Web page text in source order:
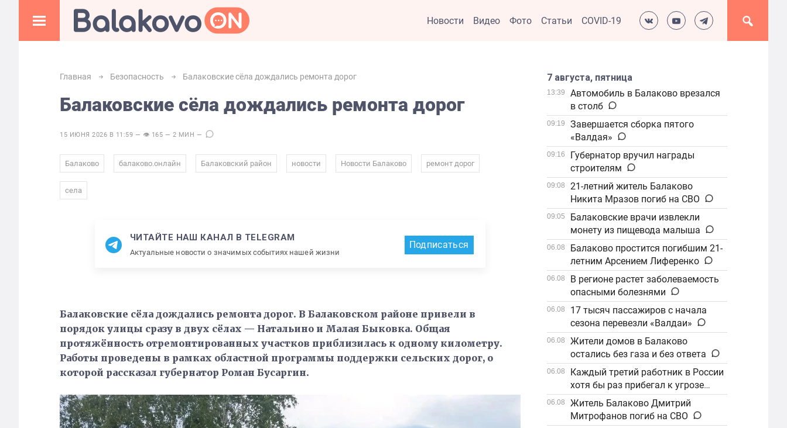
Новости Видео Фото Статьи COVID-19
Главная Безопасность Балаковские сёла дождались ремонта дорог
Балаковские сёла дождались ремонта дорог
15 ИЮНЯ 2026 В 11:59 — 👁 165 — 2 МИН —
Балаково балаково.онлайн Балаковский район новости Новости Балаково ремонт дорог
села
ЧИТАЙТЕ НАШ КАНАЛ В TELEGRAM
Актуальные новости о значимых событиях нашей жизни
Подписаться
Балаковские сёла дождались ремонта дорог. В Балаковском районе привели в
порядок улицы сразу в двух сёлах — Натальино и Малая Быковка. Общая
протяжённость отремонтированных участков приблизилась к одному километру.
Работы проведены в рамках областной программы поддержки сельских дорог, о
которой рассказал губернатор Роман Бусаргин.
7 августа, пятница
13:39
Автомобиль в Балаково врезался
в столб
09:19
Завершается сборка пятого
«Валдая»
09:16
Губернатор вручил награды
строителям
09:08
21-летний житель Балаково
Никита Мразов погиб на СВО
09:05
Балаковские врачи извлекли
монету из пищевода малыша
06.08
Балаково простится погибшим 21-
летним Арсением Лиференко
06.08
В регионе растет заболеваемость
опасными болезнями
06.08
17 тысяч пассажиров с начала
сезона перевезли «Валдаи»
06.08
Жители домов в Балаково
остались без газа и без ответа
06.08
Каждый третий работник в России
хотя бы раз прибегал к угрозе
увольнения
06.08
Житель Балаково Дмитрий
Митрофанов погиб на СВО